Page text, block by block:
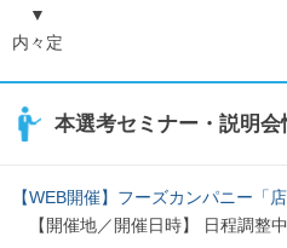
▼
内々定
本選考セミナー・説明会
【WEB開催】フーズカンパニー「
【開催地／開催日時】 日程調整中